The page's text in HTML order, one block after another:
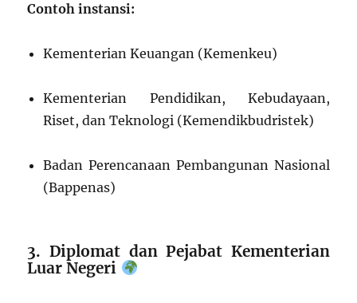
Contoh instansi:
Kementerian Keuangan (Kemenkeu)
Kementerian Pendidikan, Kebudayaan,
Riset, dan Teknologi (Kemendikbudristek)
Badan Perencanaan Pembangunan Nasional
(Bappenas)
3. Diplomat dan Pejabat Kementerian
Luar Negeri